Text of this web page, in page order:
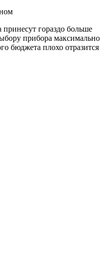
гораздо больше
прибора максимально
бюджета плохо отразится